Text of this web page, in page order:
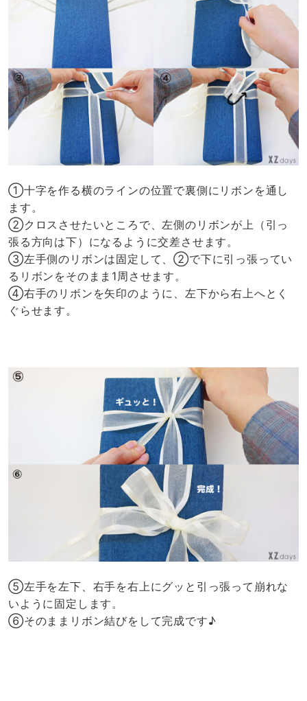
①十字を作る横のラインの位置で裏側にリボンを通し
ます。
②クロスさせたいところで、左側のリボンが上（引っ
張る方向は下）になるように交差させます。
③左手側のリボンは固定して、②で下に引っ張ってい
るリボンをそのまま1周させます。
④右手のリボンを矢印のように、左下から右上へとく
ぐらせます。
⑤左手を左下、右手を右上にグッと引っ張って崩れな
いように固定します。
⑥そのままリボン結びをして完成です♪